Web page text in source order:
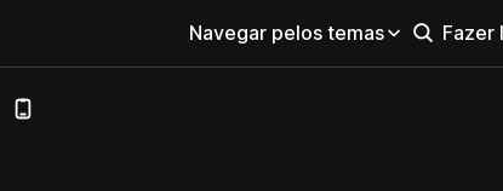
Navegar pelos temas Fazer